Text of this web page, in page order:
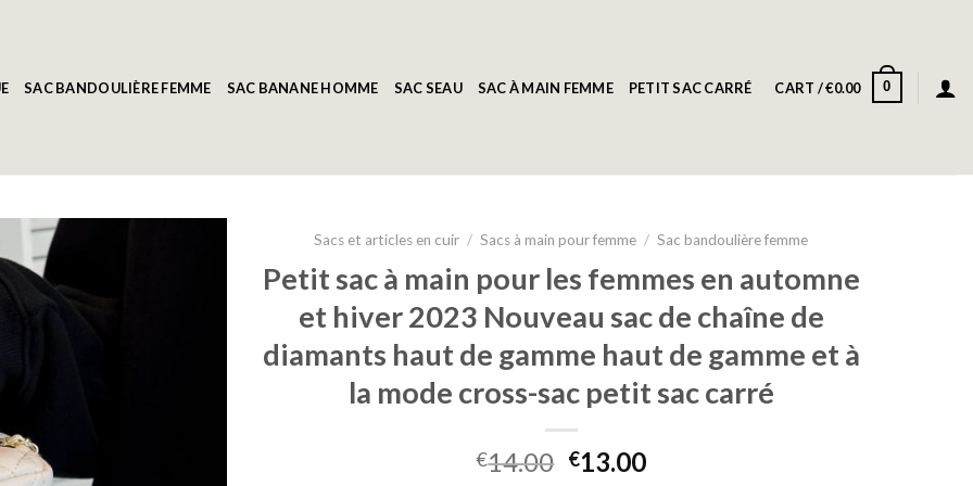
SAC BANDOULIÈRE FEMME SAC BANANE HOMME SAC SEAU SAC À MAIN FEMME PETIT SAC CARRÉ CART /€0.00 0
Sacs et articles en cuir / Sacs à main pour femme / Sac bandoulière femme
Petit sac à main pour les femmes en automne
et hiver 2023 Nouveau sac de chaîne de
diamants haut de gamme haut de gamme et à
la mode cross-sac petit sac carré
€14.00 €13.00